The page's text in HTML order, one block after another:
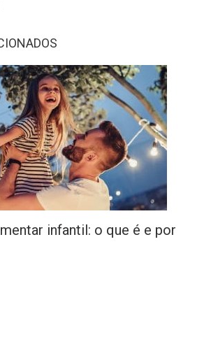
infantil: o que é e por